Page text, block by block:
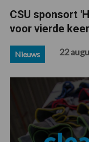
schoonmaak
CSU sponsort
voor vierde keer
Nieuws 22